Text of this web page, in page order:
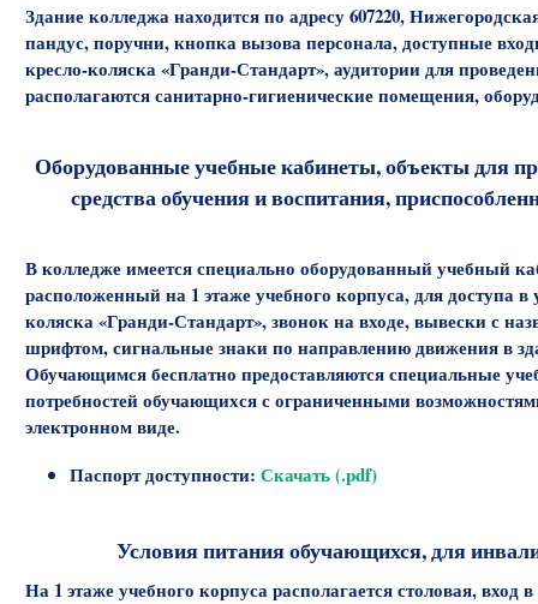
Здание колледжа находится по адресу 607220,
пандус, поручни, кнопка вызова персонала, доступные
кресло-коляска «Гранди-Стандарт», аудитории для
располагаются санитарно-гигиенические помещения,
Оборудованные учебные кабинеты, объекты для
средства обучения и воспитания,
В колледже имеется специально оборудованный учебный
расположенный на 1 этаже учебного корпуса, для
коляска «Гранди-Стандарт», звонок на входе, вывески с
шрифтом, сигнальные знаки по направлению движения в
Обучающимся бесплатно предоставляются специальные
потребностей обучающихся с ограниченными
электронном виде.
Паспорт доступности:Скачать (.pdf)
Условия питания обучающихся, для
На 1 этаже учебного корпуса располагается столовая,